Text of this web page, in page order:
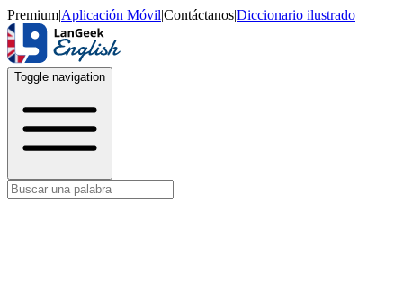
Premium|Aplicación Móvil|Contáctanos|Diccionario ilustrado
Toggle navigation